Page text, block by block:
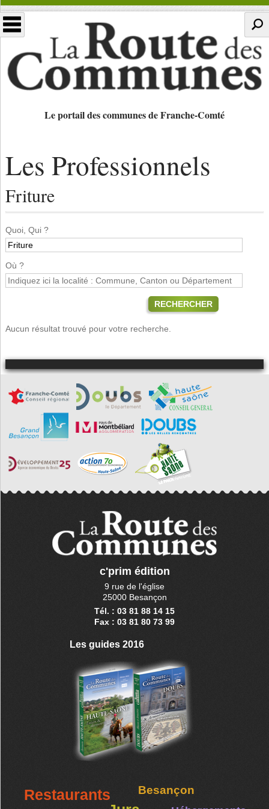
Le portail des communes de Franche-Comté
Les Professionnels
Friture
Quoi, Qui ?
Où ?
RECHERCHER
Aucun résultat trouvé pour votre recherche.
c'prim édition
9 rue de l'église
25000 Besançon
Tél. : 03 81 88 14 15
Fax : 03 81 80 73 99
Les guides 2016
Restaurants Besançon